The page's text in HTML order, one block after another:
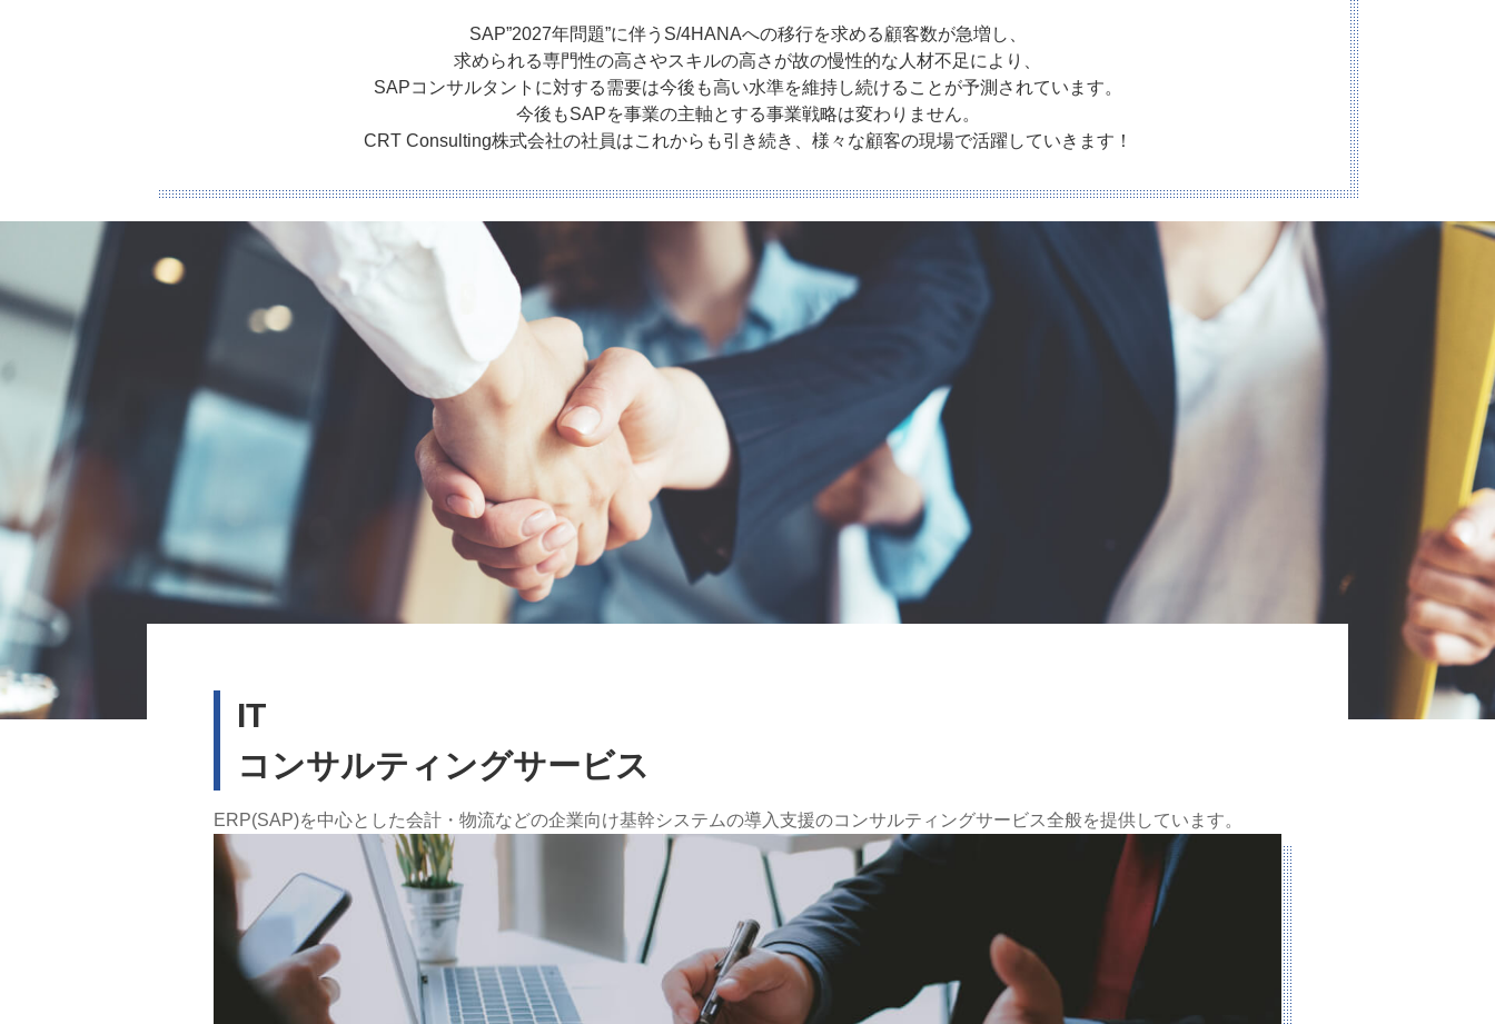
SAP”2027年問題”に伴うS/4HANAへの移行を求める顧客数が急増し、
求められる専門性の高さやスキルの高さが故の慢性的な人材不足により、
SAPコンサルタントに対する需要は今後も高い水準を維持し続けることが予測されています。
今後もSAPを事業の主軸とする事業戦略は変わりません。
CRT Consulting株式会社の社員はこれからも引き続き、様々な顧客の現場で活躍していきます！
IT
コンサルティングサービス
ERP(SAP)を中心とした会計・物流などの企業向け基幹システムの導入支援のコンサルティングサービス全般を提供しています。